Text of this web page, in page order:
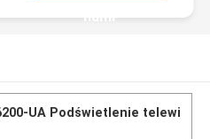
nami
UA Podświetlenie telewi